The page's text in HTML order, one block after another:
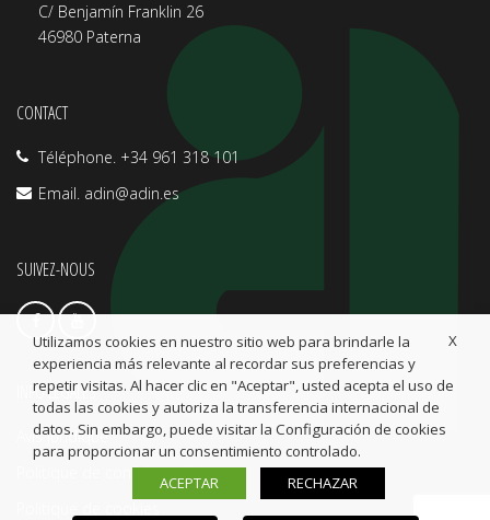
C/ Benjamín Franklin 26
46980 Paterna
CONTACT
Téléphone. +34 961 318 101
Email. adin@adin.es
SUIVEZ-NOUS
INFO LÉGALES
Avis juridique
Politique de confidentialité
X
Utilizamos cookies en nuestro sitio web para brindarle la
experiencia más relevante al recordar sus preferencias y
repetir visitas. Al hacer clic en "Aceptar", usted acepta el uso de
todas las cookies y autoriza la transferencia internacional de
datos. Sin embargo, puede visitar la Configuración de cookies
para proporcionar un consentimiento controlado.
ACEPTAR
RECHAZAR